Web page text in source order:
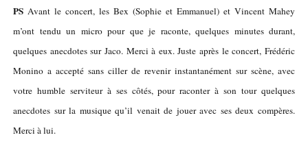
PS Avant le concert, les Bex (Sophie et Emmanuel) et Vincent Mahey
m’ont tendu un micro pour que je raconte, quelques minutes durant,
quelques anecdotes sur Jaco. Merci à eux. Juste après le concert, Frédéric
Monino a accepté sans ciller de revenir instantanément sur scène, avec
votre humble serviteur à ses côtés, pour raconter à son tour quelques
anecdotes sur la musique qu’il venait de jouer avec ses deux compères.
Merci à lui.